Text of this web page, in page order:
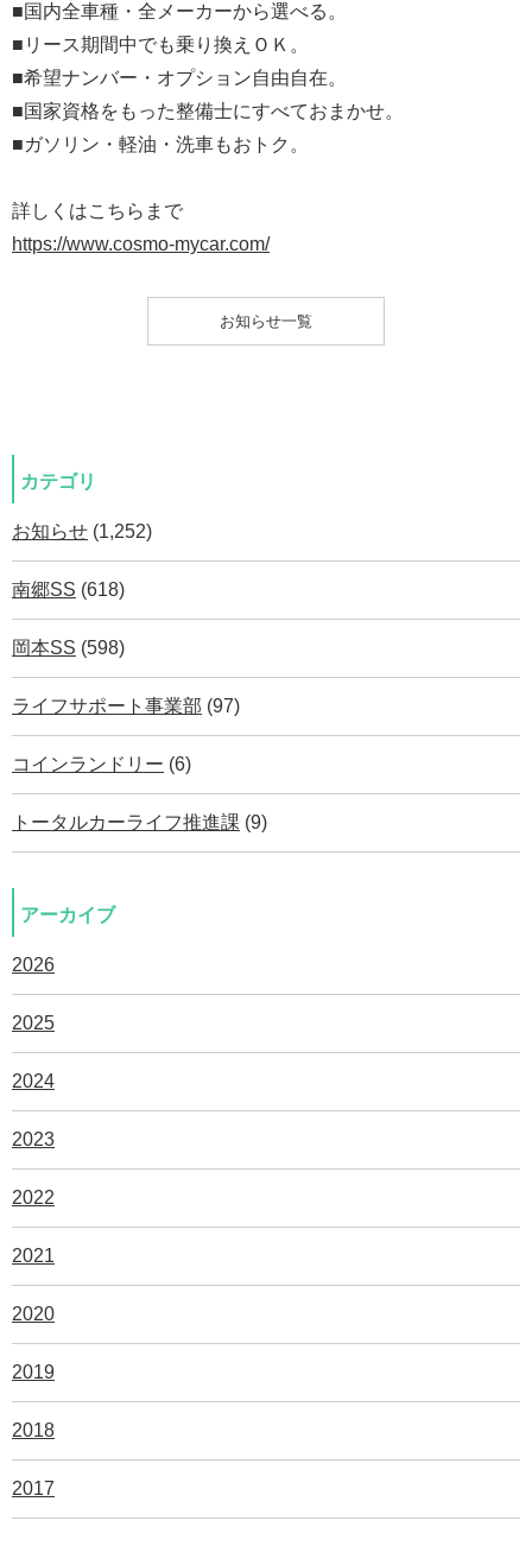
■国内全車種・全メーカーから選べる。
■リース期間中でも乗り換えＯＫ。
■希望ナンバー・オプション自由自在。
■国家資格をもった整備士にすべておまかせ。
■ガソリン・軽油・洗車もおトク。
詳しくはこちらまで
https://www.cosmo-mycar.com/
お知らせ一覧
カテゴリ
お知らせ (1,252)
南郷SS (618)
岡本SS (598)
ライフサポート事業部 (97)
コインランドリー (6)
トータルカーライフ推進課 (9)
アーカイブ
2026
2025
2024
2023
2022
2021
2020
2019
2018
2017